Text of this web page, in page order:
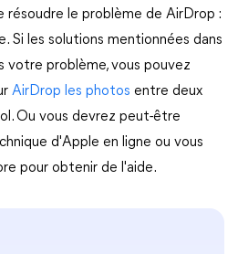
le problème de AirDrop :
Si les solutions mentionnées dans
votre problème, vous pouvez
AirDrop les photos entre deux
Ou vous devrez peut-être
d'Apple en ligne ou vous
pour obtenir de l'aide.